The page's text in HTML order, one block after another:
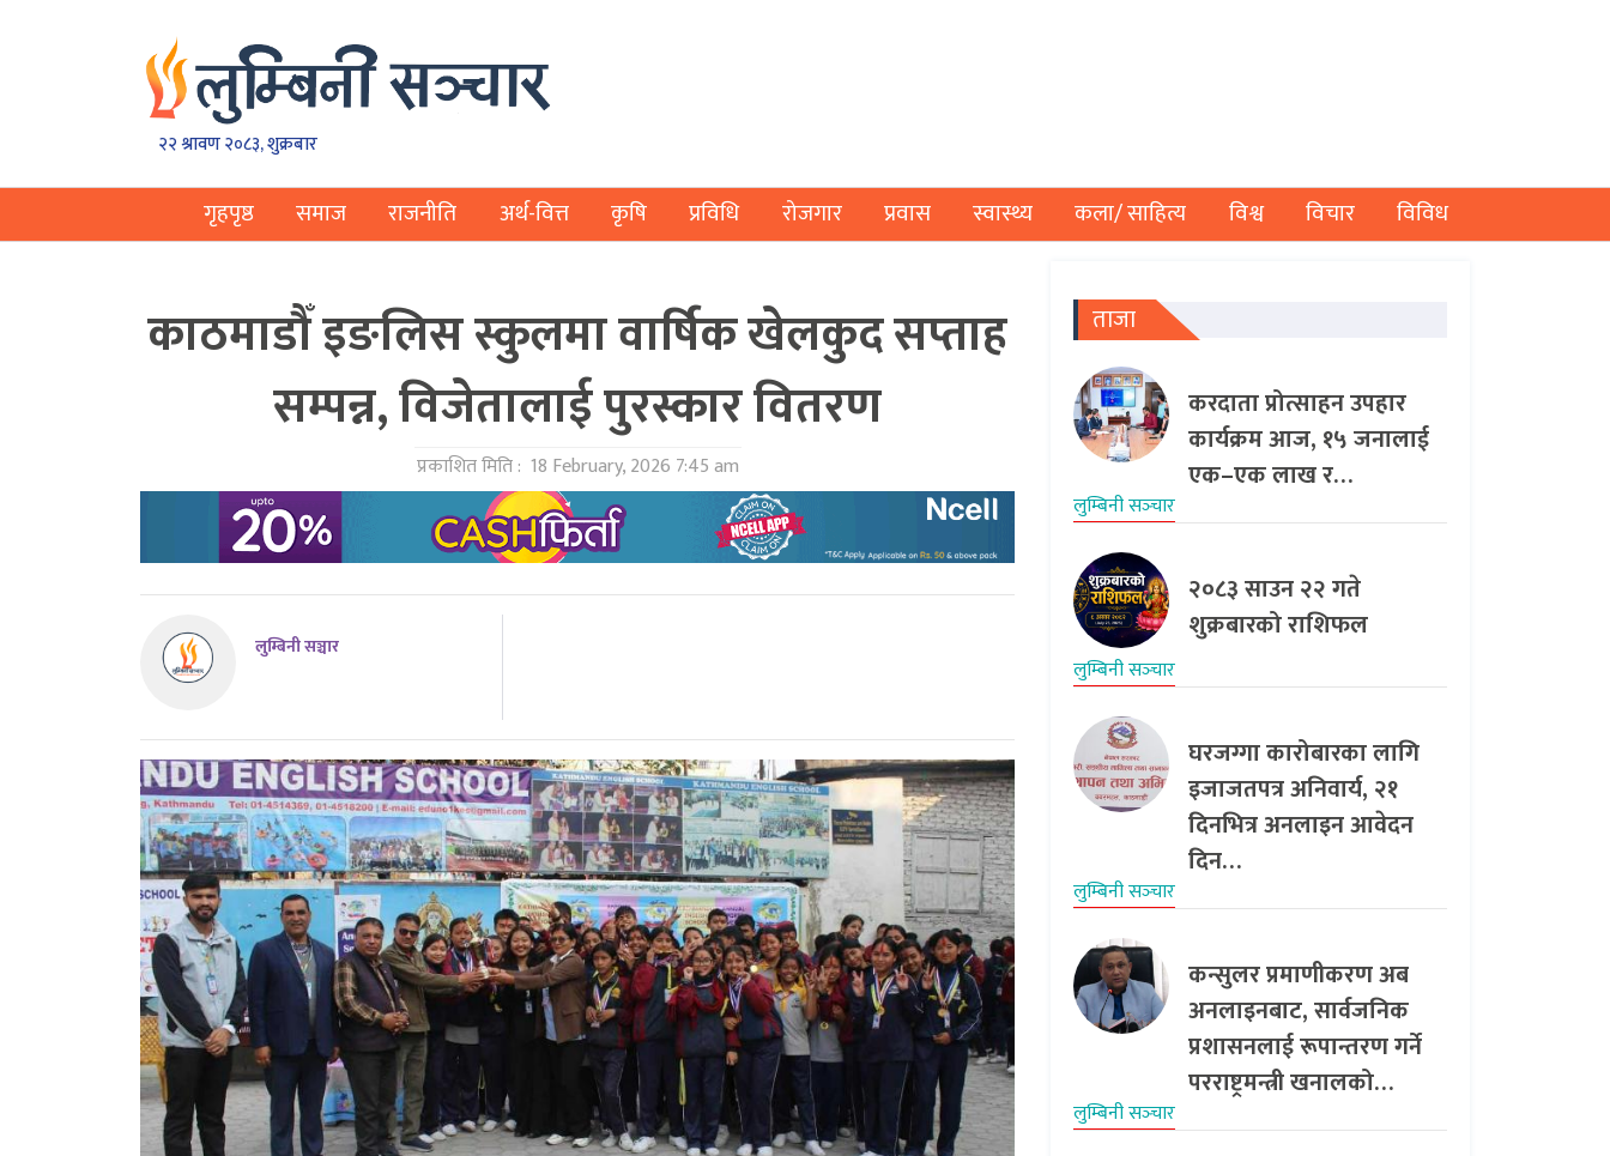
२२ श्रावण २०८३, शुक्रबार
गृहपृष्ठ समाज राजनीति अर्थ-वित्त कृषि प्रविधि रोजगार प्रवास स्वास्थ्य कला/ साहित्य विश्व विचार विविध
काठमाडौँ इङलिस स्कुलमा वार्षिक खेलकुद सप्ताह
सम्पन्न, विजेतालाई पुरस्कार वितरण
प्रकाशित मिति : 18 February, 2026 7:45 am
लुम्बिनी सञ्चार
ताजा
करदाता प्रोत्साहन उपहार
कार्यक्रम आज, १५ जनालाई
एक–एक लाख र…
लुम्बिनी सञ्‍चार
२०८३ साउन २२ गते
शुक्रबारको राशिफल
लुम्बिनी सञ्‍चार
घरजग्गा कारोबारका लागि
इजाजतपत्र अनिवार्य, २१
दिनभित्र अनलाइन आवेदन
दिन…
लुम्बिनी सञ्‍चार
कन्सुलर प्रमाणीकरण अब
अनलाइनबाट, सार्वजनिक
प्रशासनलाई रूपान्तरण गर्ने
परराष्ट्रमन्त्री खनालको…
लुम्बिनी सञ्‍चार